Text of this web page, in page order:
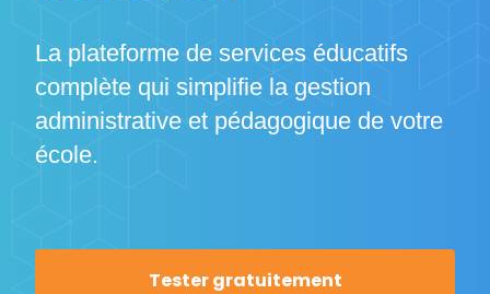
La plateforme de services éducatifs
complète qui simplifie la gestion
administrative et pédagogique de votre
école.
Tester gratuitement